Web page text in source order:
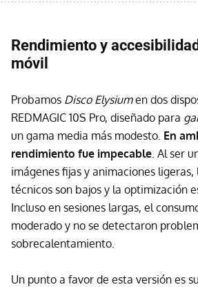
Rendimiento y
móvil
Probamos Disco Elysiumen dos
REDMAGIC 10S Pro, diseñado para
un gama media más modesto. En
rendimiento fue impecable . Al ser
imágenes fijas y animaciones ligeras,
técnicos son bajos y la optimización
Incluso en sesiones largas, el
moderado y no se detectaron
sobrecalentamiento.
Un punto a favor de esta versión es